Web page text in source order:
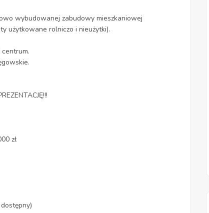
wybudowanej zabudowy mieszkaniowej
użytkowane rolniczo i nieużytki).
zł